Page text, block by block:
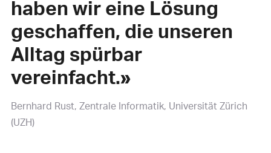
haben wir eine Lösung
geschaffen, die unseren
Alltag spürbar
vereinfacht.»
Bernhard Rust Zentrale Informatik, Universität Zürich
(UZH)